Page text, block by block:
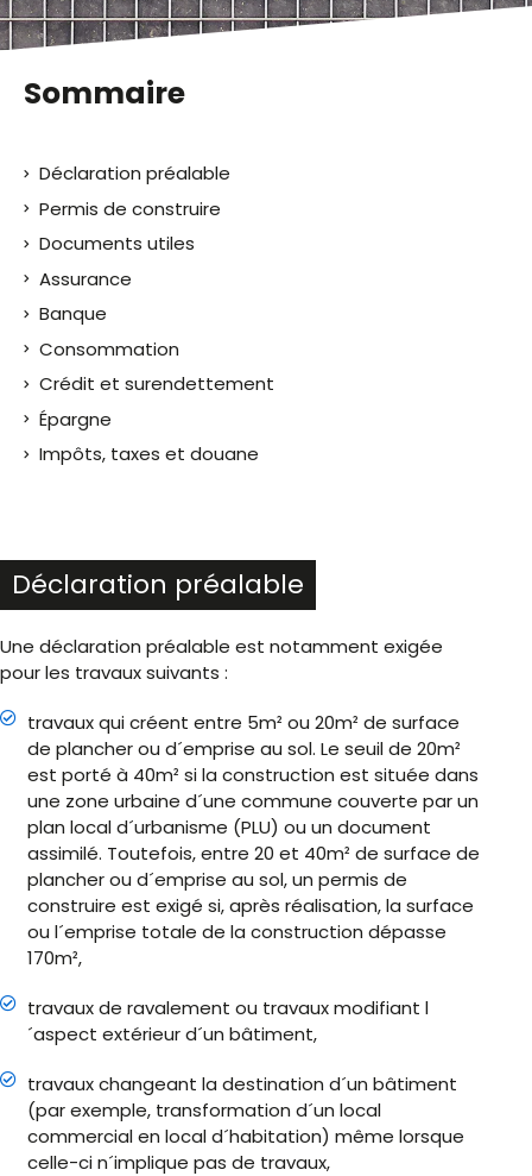
Sommaire
Déclaration préalable
Permis de construire
Documents utiles
Assurance
Banque
Consommation
Crédit et surendettement
Épargne
Impôts, taxes et douane
Déclaration préalable
Une déclaration préalable est notamment exigée
pour les travaux suivants :
travaux qui créent entre 5m² ou 20m² de surface
de plancher ou d´emprise au sol. Le seuil de 20m²
est porté à 40m² si la construction est située dans
une zone urbaine d´une commune couverte par un
plan local d´urbanisme (PLU) ou un document
assimilé. Toutefois, entre 20 et 40m² de surface de
plancher ou d´emprise au sol, un permis de
construire est exigé si, après réalisation, la surface
ou l´emprise totale de la construction dépasse
170m²,
travaux de ravalement ou travaux modifiant l
´aspect extérieur d´un bâtiment,
travaux changeant la destination d´un bâtiment
(par exemple, transformation d´un local
commercial en local d´habitation) même lorsque
celle-ci n´implique pas de travaux,